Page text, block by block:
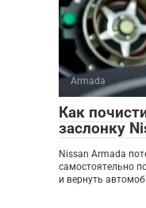
Armada
Как
заслонку
Nissan Armada
самостоятельно
и вернуть